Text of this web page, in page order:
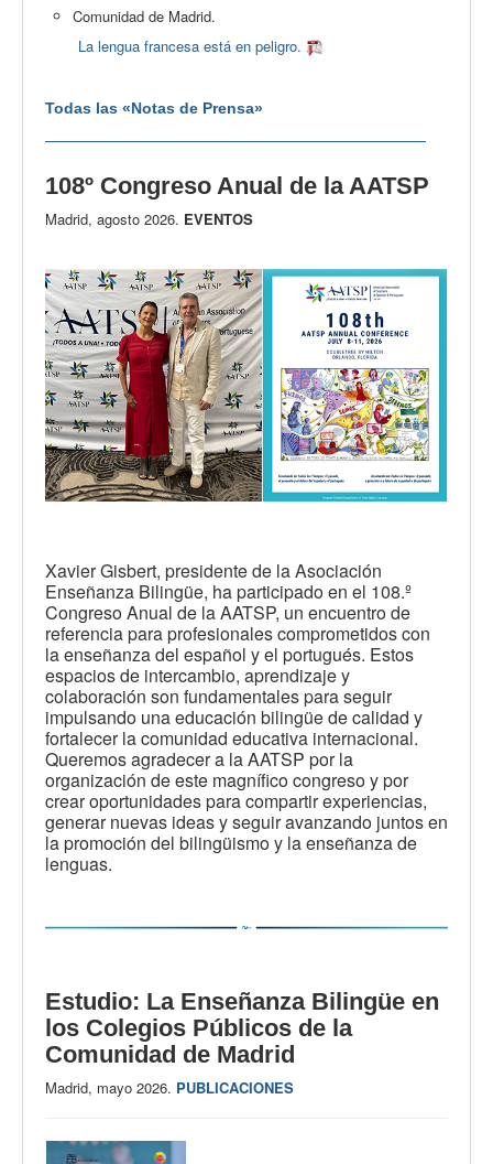
Comunidad de Madrid.
La lengua francesa está en peligro.
Todas las «Notas de Prensa»
108º Congreso Anual de la AATSP
Madrid, agosto 2026. EVENTOS
Xavier Gisbert, presidente de la Asociación
Enseñanza Bilingüe, ha participado en el 108.º
Congreso Anual de la AATSP, un encuentro de
referencia para profesionales comprometidos con
la enseñanza del español y el portugués. Estos
espacios de intercambio, aprendizaje y
colaboración son fundamentales para seguir
impulsando una educación bilingüe de calidad y
fortalecer la comunidad educativa internacional.
Queremos agradecer a la AATSP por la
organización de este magnífico congreso y por
crear oportunidades para compartir experiencias,
generar nuevas ideas y seguir avanzando juntos en
la promoción del bilingüismo y la enseñanza de
lenguas.
Estudio: La Enseñanza Bilingüe en
los Colegios Públicos de la
Comunidad de Madrid
Madrid, mayo 2026. PUBLICACIONES